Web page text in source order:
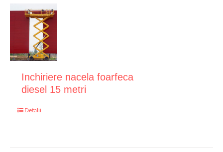
Inchiriere nacela foarfeca
diesel 15 metri
Detalii